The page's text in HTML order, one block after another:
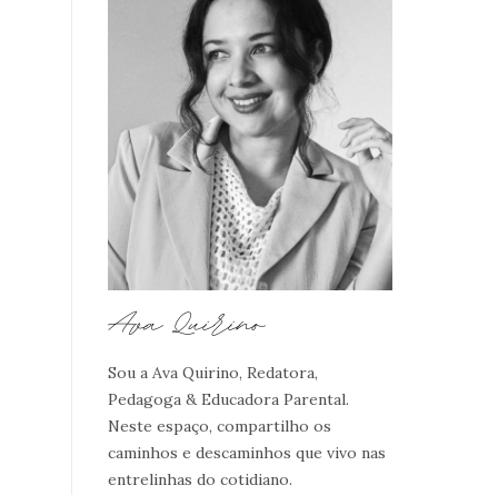
Sou a Ava Quirino, Redatora,
Pedagoga & Educadora Parental.
Neste espaço, compartilho os
caminhos e descaminhos que vivo nas
entrelinhas do cotidiano.